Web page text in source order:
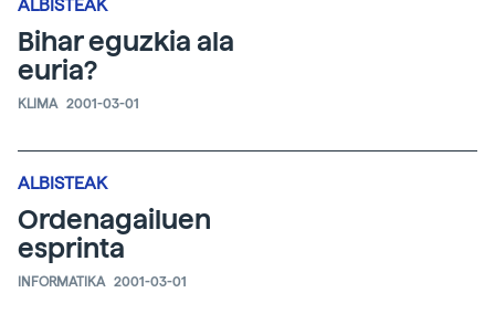
ALBISTEAK
Bihar eguzkia ala
euria?
KLIMA 2001-03-01
ALBISTEAK
Ordenagailuen
esprinta
INFORMATIKA 2001-03-01